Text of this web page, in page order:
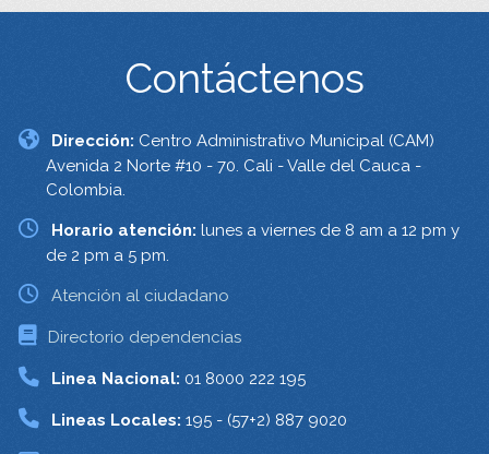
Contáctenos
Dirección: Centro Administrativo Municipal (CAM)
Avenida 2 Norte #10 - 70. Cali - Valle del Cauca -
Colombia.
Horario atención: lunes a viernes de 8 am a 12 pm y
de 2 pm a 5 pm.
Atención al ciudadano
Directorio dependencias
Linea Nacional: 01 8000 222 195
Lineas Locales: 195 - (57+2) 887 9020